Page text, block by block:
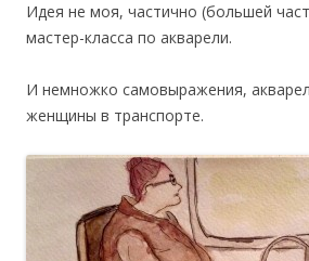
Идея не моя, частично (большей
мастер-класса по акварели.
И немножко самовыражения,
женщины в транспорте.